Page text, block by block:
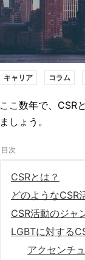
キャリア コラム
ここ数年で、CSR
ましょう。
CSRとは？
どのようなCSR
CSR活動のジャ
LGBTに対する
アクセンチ